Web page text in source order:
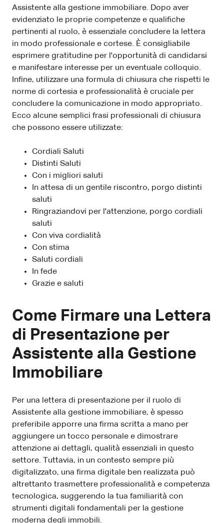
Assistente alla gestione immobiliare. Dopo aver
evidenziato le proprie competenze e qualifiche
pertinenti al ruolo, è essenziale concludere la lettera
in modo professionale e cortese. È consigliabile
esprimere gratitudine per l'opportunità di candidarsi
e manifestare interesse per un eventuale colloquio.
Infine, utilizzare una formula di chiusura che rispetti le
norme di cortesia e professionalità è cruciale per
concludere la comunicazione in modo appropriato.
Ecco alcune semplici frasi professionali di chiusura
che possono essere utilizzate:
Cordiali Saluti
Distinti Saluti
Con i migliori saluti
In attesa di un gentile riscontro, porgo distinti
saluti
Ringraziandovi per l'attenzione, porgo cordiali
saluti
Con viva cordialità
Con stima
Saluti cordiali
In fede
Grazie e saluti
Come Firmare una Lettera
di Presentazione per
Assistente alla Gestione
Immobiliare
Per una lettera di presentazione per il ruolo di
Assistente alla gestione immobiliare, è spesso
preferibile apporre una firma scritta a mano per
aggiungere un tocco personale e dimostrare
attenzione ai dettagli, qualità essenziali in questo
settore. Tuttavia, in un contesto sempre più
digitalizzato, una firma digitale ben realizzata può
altrettanto trasmettere professionalità e competenza
tecnologica, suggerendo la tua familiarità con
strumenti digitali fondamentali per la gestione
moderna degli immobili.